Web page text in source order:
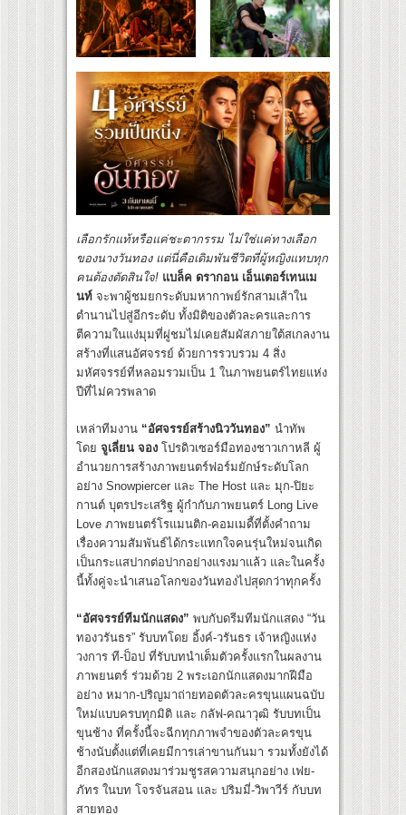
เลือกรักแท้หรือแค่ชะตากรรม ไม่ใช่แค่ทางเลือก
ของนางวันทอง แต่นี่คือเดิมพันชีวิตที่ผู้หญิงแทบทุก
คนต้องตัดสินใจ! แบล็ค ดรากอน เอ็นเตอร์เทนเม
นท์ จะพาผู้ชมยกระดับมหากาพย์รักสามเส้าใน
ตำนานไปสู่อีกระดับ ทั้งมิติของตัวละครและการ
ตีความในแง่มุมที่ผู่ชมไม่เคยสัมผัสภายใต้สเกลงาน
สร้างที่แสนอัศจรรย์ ด้วยการรวบรวม 4 สิ่ง
มหัศจรรย์ที่หลอมรวมเป็น 1 ในภาพยนตร์ไทยแห่ง
ปีที่ไม่ควรพลาด
เหล่าทีมงาน “อัศจรรย์สร้างนิววันทอง” นำทัพ
โดย จูเลี่ยน จอง โปรดิวเซอร์มือทองชาวเกาหลี ผู้
อำนวยการสร้างภาพยนตร์ฟอร์มยักษ์ระดับโลก
อย่าง Snowpiercer และ The Host และ มุก-ปิยะ
กานต์ บุตรประเสริฐ ผู้กำกับภาพยนตร์ Long Live
Love ภาพยนตร์โรแมนติก-คอมเมดี้ที่ตั้งคำถาม
เรื่องความสัมพันธ์ได้กระแทกใจคนรุ่นใหม่จนเกิด
เป็นกระแสปากต่อปากอย่างแรงมาแล้ว และในครั้ง
นี้ทั้งคู่จะนำเสนอโลกของวันทองไปสุดกว่าทุกครั้ง
“อัศจรรย์ทีมนักแสดง” พบกับดรีมทีมนักแสดง “วัน
ทองวรันธร” รับบทโดย อิ้งค์-วรันธร เจ้าหญิงแห่ง
วงการ ที-ป็อป ที่รับบทนำเต็มตัวครั้งแรกในผลงาน
ภาพยนตร์ ร่วมด้วย 2 พระเอกนักแสดงมากฝีมือ
อย่าง หมาก-ปริญมาถ่ายทอดตัวละครขุนแผนฉบับ
ใหม่แบบครบทุกมิติ และ กลัฟ-คณาวุฒิ รับบทเป็น
ขุนช้าง ที่ครั้งนี้จะฉีกทุกภาพจำของตัวละครขุน
ช้างนับตั้งแต่ที่เคยมีการเล่าขานกันมา รวมทั้งยังได้
อีกสองนักแสดงมาร่วมชูรสความสนุกอย่าง เฟย-
ภัทร ในบท โจรจันสอน และ ปริมมี่-วิพาวีร์ กับบท
สายทอง